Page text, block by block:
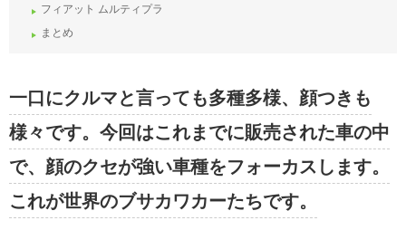
フィアット ムルティプラ
まとめ
一口にクルマと言っても多種多様、顔つきも
様々です。今回はこれまでに販売された車の中
で、顔のクセが強い車種をフォーカスします。
これが世界のブサカワカーたちです。